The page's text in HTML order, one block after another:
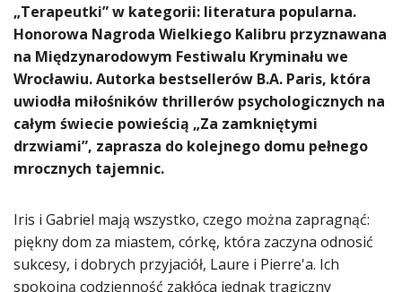
„Terapeutki” w kategorii: literatura popularna.
Honorowa Nagroda Wielkiego Kalibru przyznawana
na Międzynarodowym Festiwalu Kryminału we
Wrocławiu. Autorka bestsellerów B.A. Paris, która
uwiodła miłośników thrillerów psychologicznych na
całym świecie powieścią „Za zamkniętymi
drzwiami”, zaprasza do kolejnego domu pełnego
mrocznych tajemnic.
Iris i Gabriel mają wszystko, czego można zapragnąć:
piękny dom za miastem, córkę, która zaczyna odnosić
sukcesy, i dobrych przyjaciół, Laure i Pierre'a. Ich
spokojną codzienność zakłóca jednak tragiczny